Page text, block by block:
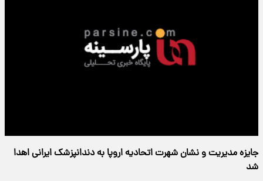
جایزه مدیریت و نشان شهرت اتحادیه اروپا به دندانپزشک ایرانی اهدا
شد